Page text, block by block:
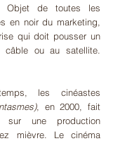
Objet de toutes les
en noir du marketing,
qui doit pousser un
câble ou au satellite.
, en 2000, fait
sur une production
mièvre. Le cinéma